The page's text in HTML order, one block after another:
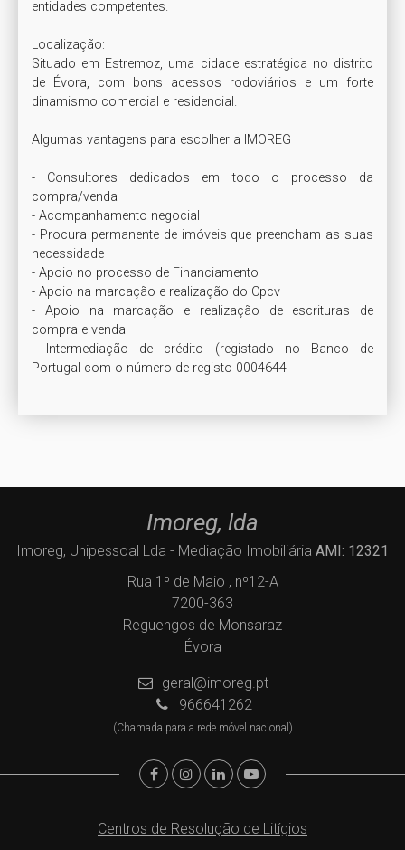
entidades competentes.
Localização:
Situado em Estremoz, uma cidade estratégica no distrito
de Évora, com bons acessos rodoviários e um forte
dinamismo comercial e residencial.
Algumas vantagens para escolher a IMOREG
- Consultores dedicados em todo o processo da
compra/venda
- Acompanhamento negocial
- Procura permanente de imóveis que preencham as suas
necessidade
- Apoio no processo de Financiamento
- Apoio na marcação e realização do Cpcv
- Apoio na marcação e realização de escrituras de
compra e venda
- Intermediação de crédito (registado no Banco de
Portugal com o número de registo 0004644
Imoreg, lda
Imoreg, Unipessoal Lda - Mediação Imobiliária AMI: 12321
Rua 1º de Maio , nº12-A
7200-363
Reguengos de Monsaraz
Évora
geral@imoreg.pt
966641262
(Chamada para a rede móvel nacional)
Centros de Resolução de Litígios